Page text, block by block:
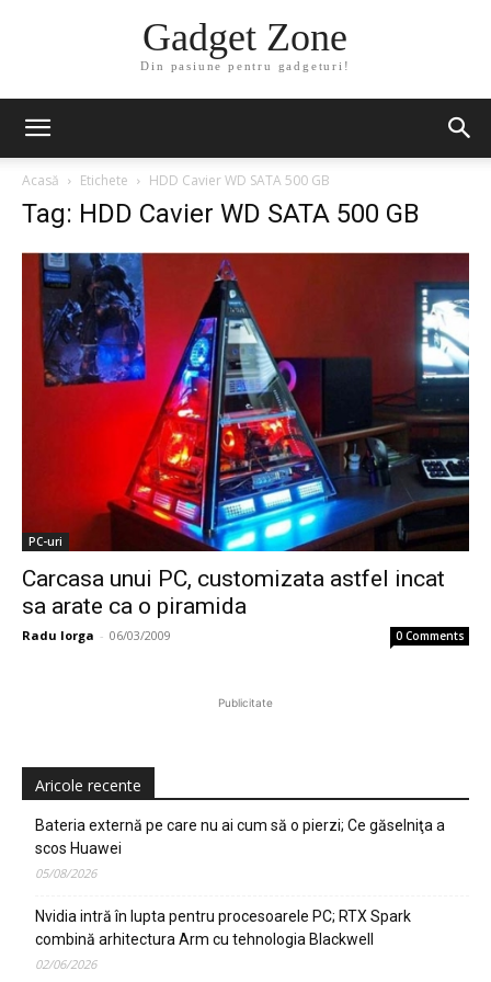
Gadget Zone
Din pasiune pentru gadgeturi!
Acasă Etichete HDD Cavier WD SATA 500 GB
Tag: HDD Cavier WD SATA 500 GB
PC-uri
Carcasa unui PC, customizata astfel incat
sa arate ca o piramida
Radu Iorga - 06/03/2009 0 Comments
Publicitate
Aricole recente
Bateria externă pe care nu ai cum să o pierzi; Ce găselniţa a
scos Huawei
05/08/2026
Nvidia intră în lupta pentru procesoarele PC; RTX Spark
combină arhitectura Arm cu tehnologia Blackwell
02/06/2026